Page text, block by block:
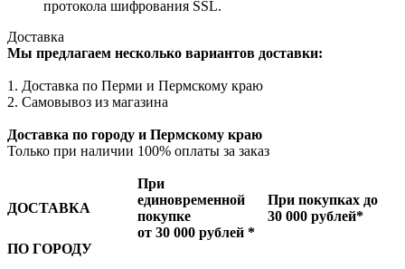
протокола шифрования SSL.
Доставка
Мы предлагаем несколько вариантов доставки:
1. Доставка по Перми и Пермскому краю
2. Самовывоз из магазина
Доставка по городу и Пермскому краю
Только при наличии 100% оплаты за заказ
ДОСТАВКА
При
единовременной
покупке
от 30 000 рублей *
При покупках до
30 000 рублей*
ПО ГОРОДУ